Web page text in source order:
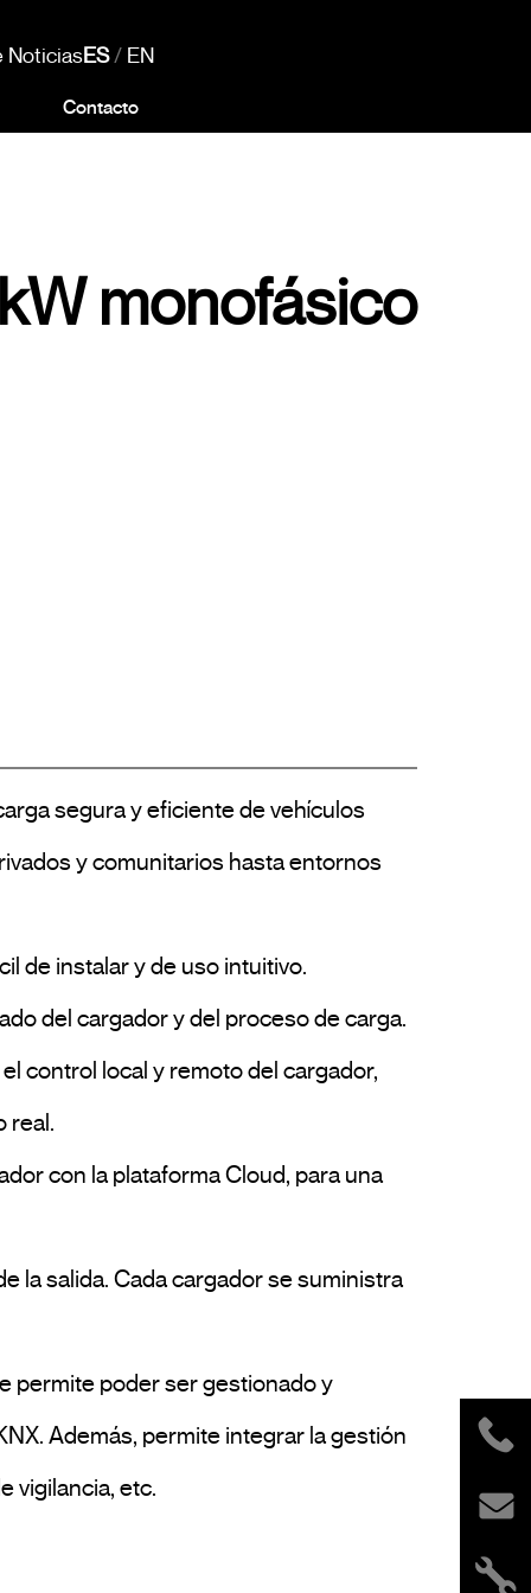
NoticiasES/ EN
Contacto
monofásico
segura y eficiente de vehículos
y comunitarios hasta entornos
real.
Además, permite integrar la gestión
vigilancia, etc.